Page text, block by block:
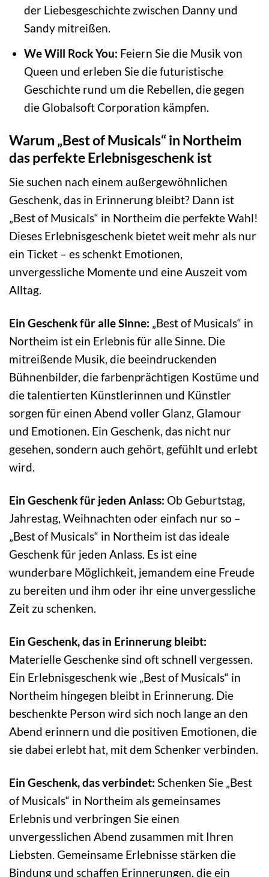
der Liebesgeschichte zwischen Danny und
Sandy mitreißen.
We Will Rock You: Feiern Sie die Musik von
Queen und erleben Sie die futuristische
Geschichte rund um die Rebellen, die gegen
die Globalsoft Corporation kämpfen.
Warum „Best of Musicals“ in Northeim
das perfekte Erlebnisgeschenk ist
Sie suchen nach einem außergewöhnlichen
Geschenk, das in Erinnerung bleibt? Dann ist
„Best of Musicals“ in Northeim die perfekte Wahl!
Dieses Erlebnisgeschenk bietet weit mehr als nur
ein Ticket – es schenkt Emotionen,
unvergessliche Momente und eine Auszeit vom
Alltag.
Ein Geschenk für alle Sinne: „Best of Musicals“ in
Northeim ist ein Erlebnis für alle Sinne. Die
mitreißende Musik, die beeindruckenden
Bühnenbilder, die farbenprächtigen Kostüme und
die talentierten Künstlerinnen und Künstler
sorgen für einen Abend voller Glanz, Glamour
und Emotionen. Ein Geschenk, das nicht nur
gesehen, sondern auch gehört, gefühlt und erlebt
wird.
Ein Geschenk für jeden Anlass: Ob Geburtstag,
Jahrestag, Weihnachten oder einfach nur so –
„Best of Musicals“ in Northeim ist das ideale
Geschenk für jeden Anlass. Es ist eine
wunderbare Möglichkeit, jemandem eine Freude
zu bereiten und ihm oder ihr eine unvergessliche
Zeit zu schenken.
Ein Geschenk, das in Erinnerung bleibt:
Materielle Geschenke sind oft schnell vergessen.
Ein Erlebnisgeschenk wie „Best of Musicals“ in
Northeim hingegen bleibt in Erinnerung. Die
beschenkte Person wird sich noch lange an den
Abend erinnern und die positiven Emotionen, die
sie dabei erlebt hat, mit dem Schenker verbinden.
Ein Geschenk, das verbindet: Schenken Sie „Best
of Musicals“ in Northeim als gemeinsames
Erlebnis und verbringen Sie einen
unvergesslichen Abend zusammen mit Ihren
Liebsten. Gemeinsame Erlebnisse stärken die
Bindung und schaffen Erinnerungen, die ein